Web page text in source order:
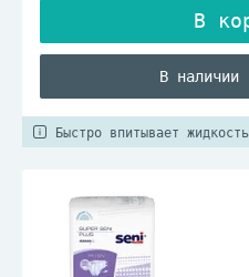
В наличии
Быстро впитывает